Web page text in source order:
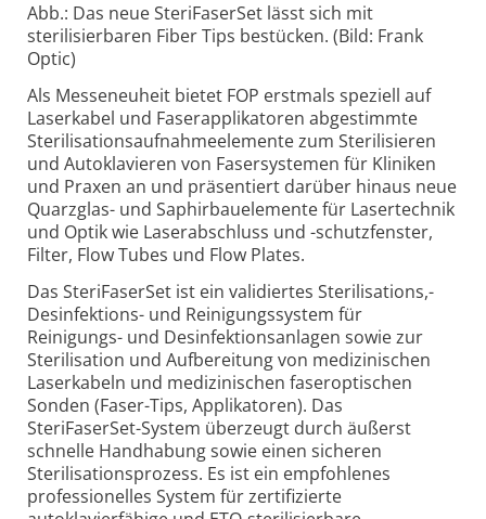
Abb.: Das neue SteriFaserSet lässt sich mit
sterilisierbaren Fiber Tips bestücken. (Bild: Frank
Optic)
Als Messeneuheit bietet FOP erstmals speziell auf
Laserkabel und Faserapplikatoren abgestimmte
Sterilisationsaufnahmeelemente zum Sterilisieren
und Autoklavieren von Fasersystemen für Kliniken
und Praxen an und präsentiert darüber hinaus neue
Quarzglas- und Saphirbauelemente für Lasertechnik
und Optik wie Laserabschluss und -schutzfenster,
Filter, Flow Tubes und Flow Plates.
Das SteriFaserSet ist ein validiertes Sterilisations,-
Desinfektions- und Reinigungssystem für
Reinigungs- und Desinfektionsanlagen sowie zur
Sterilisation und Aufbereitung von medizinischen
Laserkabeln und medizinischen faseroptischen
Sonden (Faser-Tips, Applikatoren). Das
SteriFaserSet-System überzeugt durch äußerst
schnelle Handhabung sowie einen sicheren
Sterilisationsprozess. Es ist ein empfohlenes
professionelles System für zertifizierte